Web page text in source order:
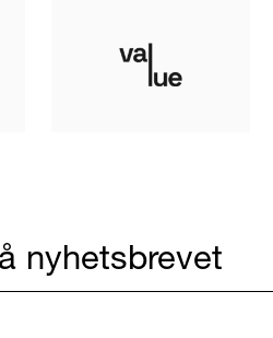
nyhetsbrevet